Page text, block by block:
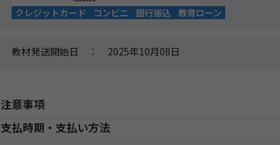
クレジットカード コンビニ 銀行振込 教育ローン
教材発送開始日 ： 2025年10月08日
注意事項
資料通信講座お申込み上の注意事項
支払時期・支払い方法